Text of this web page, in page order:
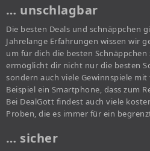
… unschlagbar
Die besten Deals und schnäppchen
Jahrelange Erfahrungen wissen wir
um für dich die besten
ermöglicht dir nicht nur die besten
sondern auch viele Gewinnspiele mit
Beispiel ein Smartphone, dass zum
Bei DealGott findest auch viele
Proben, die es immer für ein
… sicher